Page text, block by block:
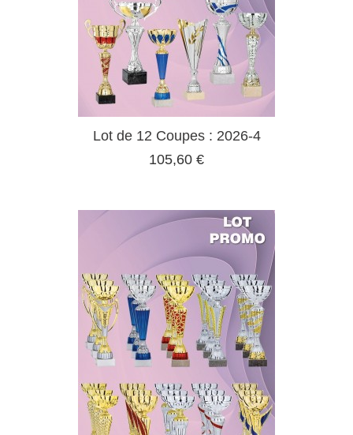
Lot de 12 Coupes : 2026-4
105,60 €